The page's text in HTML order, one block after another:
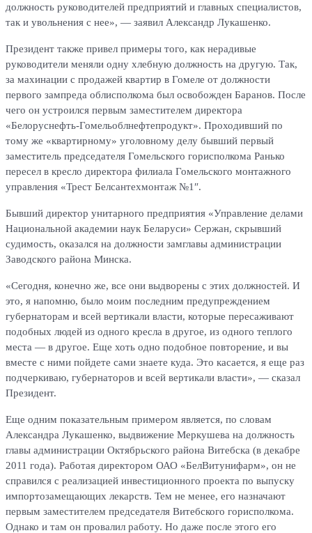
должность руководителей предприятий и главных специалистов,
так и увольнения с нее», — заявил Александр Лукашенко.
Президент также привел примеры того, как нерадивые
руководители меняли одну хлебную должность на другую. Так,
за махинации с продажей квартир в Гомеле от должности
первого зампреда облисполкома был освобожден Баранов. После
чего он устроился первым заместителем директора
«Белоруснефть-Гомельоблнефтепродукт». Проходивший по
тому же «квартирному» уголовному делу бывший первый
заместитель председателя Гомельского горисполкома Ранько
пересел в кресло директора филиала Гомельского монтажного
управления «Трест Белсантехмонтаж №1″.
Бывший директор унитарного предприятия «Управление делами
Национальной академии наук Беларуси» Сержан, скрывший
судимость, оказался на должности замглавы администрации
Заводского района Минска.
«Сегодня, конечно же, все они выдворены с этих должностей. И
это, я напомню, было моим последним предупреждением
губернаторам и всей вертикали власти, которые пересаживают
подобных людей из одного кресла в другое, из одного теплого
места — в другое. Еще хоть одно подобное повторение, и вы
вместе с ними пойдете сами знаете куда. Это касается, я еще раз
подчеркиваю, губернаторов и всей вертикали власти», — сказал
Президент.
Еще одним показательным примером является, по словам
Александра Лукашенко, выдвижение Меркушева на должность
главы администрации Октябрьского района Витебска (в декабре
2011 года). Работая директором ОАО «БелВитунифарм», он не
справился с реализацией инвестиционного проекта по выпуску
импортозамещающих лекарств. Тем не менее, его назначают
первым заместителем председателя Витебского горисполкома.
Однако и там он провалил работу. Но даже после этого его